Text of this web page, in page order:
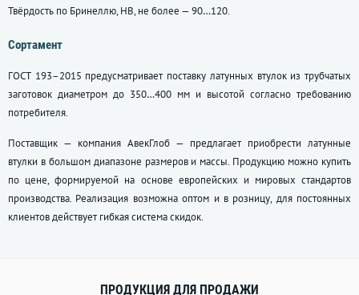
Твёрдость по Бринеллю, НВ, не более — 90…120.
Сортамент
ГОСТ 193–2015 предусматривает поставку латунных втулок из трубчатых
заготовок диаметром до 350…400 мм и высотой согласно требованию
потребителя.
Поставщик — компания АвекГлоб — предлагает приобрести латунные
втулки в большом диапазоне размеров и массы. Продукцию можно купить
по цене, формируемой на основе европейских и мировых стандартов
производства. Реализация возможна оптом и в розницу, для постоянных
клиентов действует гибкая система скидок.
ПРОДУКЦИЯ ДЛЯ ПРОДАЖИ